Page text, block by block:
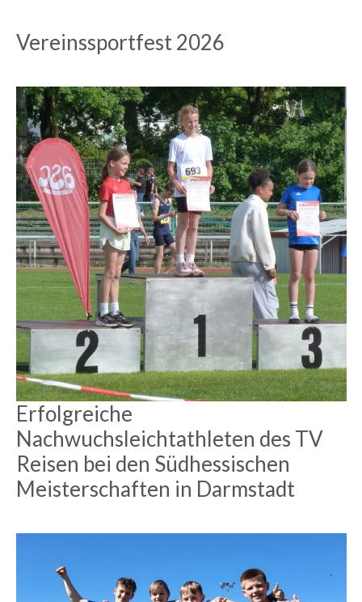
Vereinssportfest 2026
Erfolgreiche
Nachwuchsleichtathleten des TV
Reisen bei den Südhessischen
Meisterschaften in Darmstadt